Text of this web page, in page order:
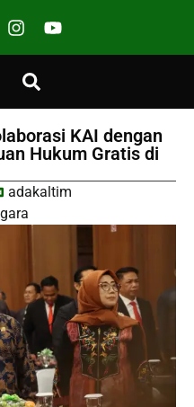
KAI dengan
Hukum Gratis di
adakaltim